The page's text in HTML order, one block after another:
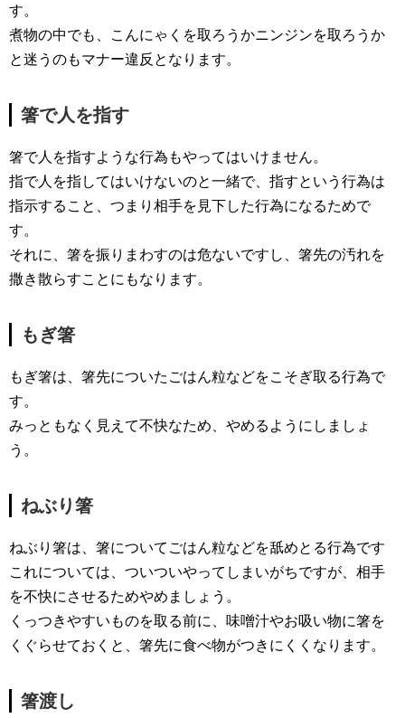
す。
煮物の中でも、こんにゃくを取ろうかニンジンを取ろうか
と迷うのもマナー違反となります。
箸で人を指す
箸で人を指すような行為もやってはいけません。
指で人を指してはいけないのと一緒で、指すという行為は
指示すること、つまり相手を見下した行為になるためで
す。
それに、箸を振りまわすのは危ないですし、箸先の汚れを
撒き散らすことにもなります。
もぎ箸
もぎ箸は、箸先についたごはん粒などをこそぎ取る行為で
す。
みっともなく見えて不快なため、やめるようにしましょ
う。
ねぶり箸
ねぶり箸は、箸についてごはん粒などを舐めとる行為です
これについては、ついついやってしまいがちですが、相手
を不快にさせるためやめましょう。
くっつきやすいものを取る前に、味噌汁やお吸い物に箸を
くぐらせておくと、箸先に食べ物がつきにくくなります。
箸渡し